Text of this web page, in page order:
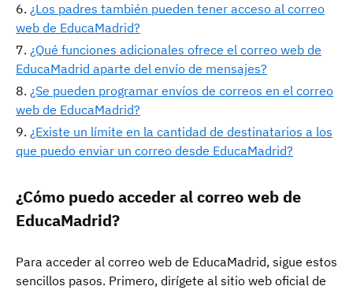
¿Los padres también pueden tener acceso al correo
web de EducaMadrid?
¿Qué funciones adicionales ofrece el correo web de
EducaMadrid aparte del envío de mensajes?
¿Se pueden programar envíos de correos en el correo
web de EducaMadrid?
¿Existe un límite en la cantidad de destinatarios a los
que puedo enviar un correo desde EducaMadrid?
¿Cómo puedo acceder al correo web de
EducaMadrid?
Para acceder al correo web de EducaMadrid, sigue estos
sencillos pasos. Primero, dirígete al sitio web oficial de